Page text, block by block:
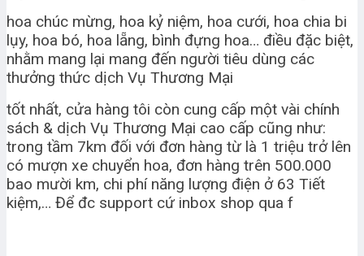
hoa chúc mừng, hoa kỷ niệm, hoa cưới, hoa chia bi
lụy, hoa bó, hoa lẵng, bình đựng hoa… điều đặc biệt,
nhằm mang lại mang đến người tiêu dùng các
thưởng thức dịch Vụ Thương Mại
tốt nhất, cửa hàng tôi còn cung cấp một vài chính
sách & dịch Vụ Thương Mại cao cấp cũng như:
trong tầm 7km đối với đơn hàng từ là 1 triệu trở lên
có mượn xe chuyển hoa, đơn hàng trên 500.000
bao mười km, chi phí năng lượng điện ở 63 Tiết
kiệm,… Để đc support cứ inbox shop qua f